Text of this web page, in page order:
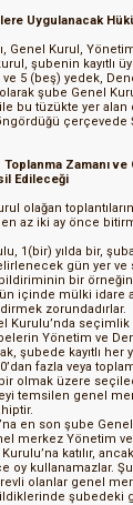
Uygulanacak
Genel Kurul,
şubenin kayıtlı
5 (beş) yedek,
şube Genel
bu tüzükte yer
çerçevede
Zamanı
Edileceği
olağan
en az iki ay önce
1(bir) yılda bir,
gün yer ve
bir örneğini
içinde mülki idare
zorundadırlar.
Kurulu’nda seçimlik
Yönetim ve
şubede kayıtlı her
fazla veya toplam
olmak üzere
temsilen genel
en son şube Genel
merkez Yönetim
katılır,
oy kullanamazlar.
olanlar genel
şubedeki